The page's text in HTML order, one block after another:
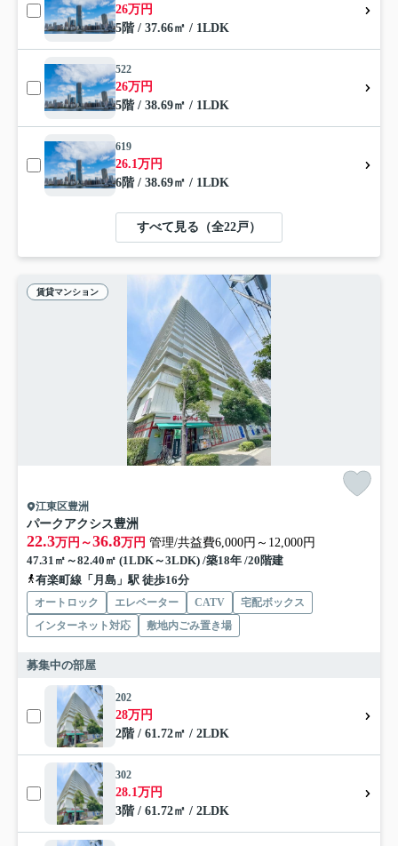
26万円
5階 / 37.66㎡ / 1LDK
522
26万円
5階 / 38.69㎡ / 1LDK
619
26.1万円
6階 / 38.69㎡ / 1LDK
すべて見る（全22戸）
賃貸マンション
江東区豊洲
パークアクシス豊洲
22.3万円～36.8万円 管理/共益費6,000円～12,000円
47.31㎡～82.40㎡ (1LDK～3LDK) /築18年 /20階建
有楽町線「月島」駅 徒歩16分
オートロック エレベーター CATV
宅配ボックス
インターネット対応
敷地内ごみ置き場
募集中の部屋
202
28万円
2階 / 61.72㎡ / 2LDK
302
28.1万円
3階 / 61.72㎡ / 2LDK